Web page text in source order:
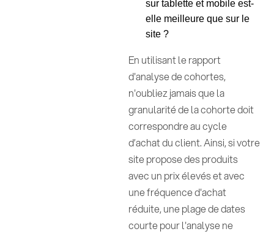
sur tablette et mobile est-
elle meilleure que sur le
site ?
En utilisant le rapport
d'analyse de cohortes,
n'oubliez jamais que la
granularité de la cohorte doit
correspondre au cycle
d’achat du client. Ainsi, si votre
site propose des produits
avec un prix élevés et avec
une fréquence d'achat
réduite, une plage de dates
courte pour l'analyse ne